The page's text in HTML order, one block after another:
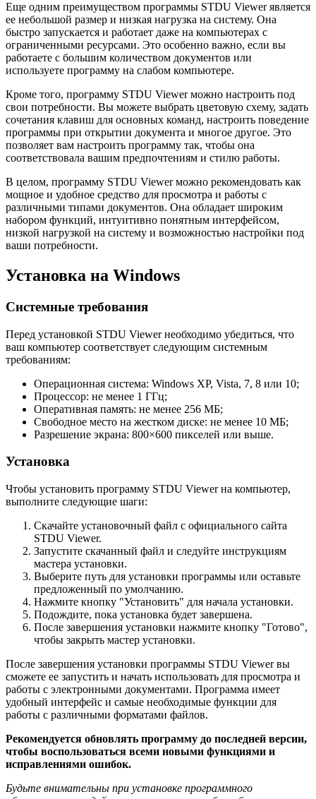
Еще одним преимуществом программы STDU Viewer является
ее небольшой размер и низкая нагрузка на систему. Она
быстро запускается и работает даже на компьютерах с
ограниченными ресурсами. Это особенно важно, если вы
работаете с большим количеством документов или
используете программу на слабом компьютере.
Кроме того, программу STDU Viewer можно настроить под
свои потребности. Вы можете выбрать цветовую схему, задать
сочетания клавиш для основных команд, настроить поведение
программы при открытии документа и многое другое. Это
позволяет вам настроить программу так, чтобы она
соответствовала вашим предпочтениям и стилю работы.
В целом, программу STDU Viewer можно рекомендовать как
мощное и удобное средство для просмотра и работы с
различными типами документов. Она обладает широким
набором функций, интуитивно понятным интерфейсом,
низкой нагрузкой на систему и возможностью настройки под
ваши потребности.
Установка на Windows
Системные требования
Перед установкой STDU Viewer необходимо убедиться, что
ваш компьютер соответствует следующим системным
требованиям:
Операционная система: Windows XP, Vista, 7, 8 или 10;
Процессор: не менее 1 ГГц;
Оперативная память: не менее 256 МБ;
Свободное место на жестком диске: не менее 10 МБ;
Разрешение экрана: 800×600 пикселей или выше.
Установка
Чтобы установить программу STDU Viewer на компьютер,
выполните следующие шаги:
Скачайте установочный файл с официального сайта
STDU Viewer.
Запустите скачанный файл и следуйте инструкциям
мастера установки.
Выберите путь для установки программы или оставьте
предложенный по умолчанию.
Нажмите кнопку "Установить" для начала установки.
Подождите, пока установка будет завершена.
После завершения установки нажмите кнопку "Готово",
чтобы закрыть мастер установки.
После завершения установки программы STDU Viewer вы
сможете ее запустить и начать использовать для просмотра и
работы с электронными документами. Программа имеет
удобный интерфейс и самые необходимые функции для
работы с различными форматами файлов.
Рекомендуется обновлять программу до последней версии,
чтобы воспользоваться всеми новыми функциями и
исправлениями ошибок.
Будьте внимательны при установке программного